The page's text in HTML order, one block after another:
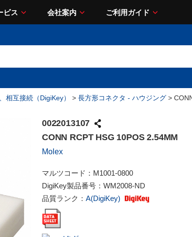
ビス 会社案内 ご利用ガイド
相互接続（DigiKey） > 長方形コネクタ - ハウジング >
0022013107
CONN RCPT HSG 10POS 2.54MM
Molex
マルツコード： M1001-0800
DigiKey製品番号： WM2008-ND
品質ランク： A(DigiKey)